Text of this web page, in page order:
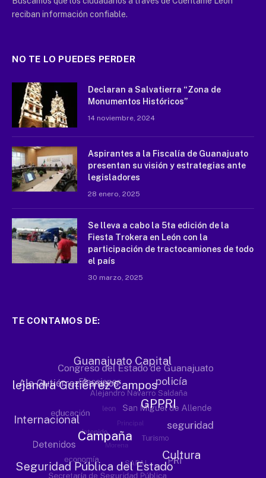
reciban información confiable.
NO TE LO PUEDES PERDER
Declaran a Salvatierra “Zona de
Monumentos Históricos”
14 noviembre, 2024
Aspirantes a la Fiscalía de Guanajuato
presentan su visión y estrategias ante
legisladores
28 enero, 2025
Se lleva a cabo la 5ta edición de la
Fiesta Trokera en León con la
participación de tractocamiones de todo
el país
30 marzo, 2025
TE CONTAMOS DE: